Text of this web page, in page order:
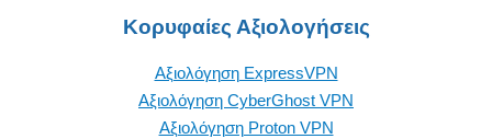
Κορυφαίες Αξιολογήσεις
Αξιολόγηση ExpressVPN
Αξιολόγηση CyberGhost VPN
Αξιολόγηση Proton VPN